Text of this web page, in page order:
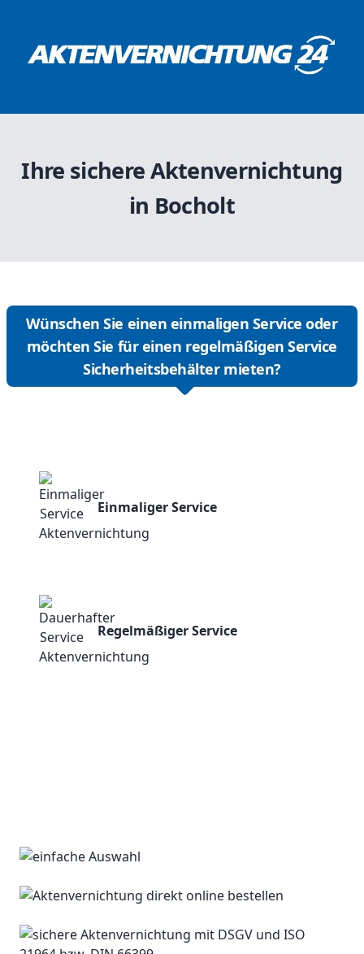
Ihre sichere Aktenvernichtung
in Bocholt
Wünschen Sie einen einmaligen Service oder
möchten Sie für einen regelmäßigen Service
Sicherheitsbehälter mieten?
Einmaliger Service
Regelmäßiger Service